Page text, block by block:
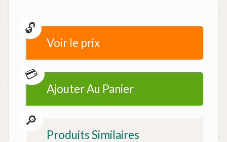
Voir le prix
Ajouter Au Panier
Produits Similaires